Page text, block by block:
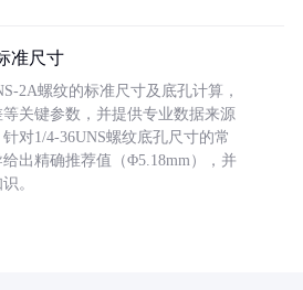
准尺寸
2A螺纹的标准尺寸及底孔计算，
关键参数，并提供专业数据来源
针对1/4-36UNS螺纹底孔尺寸的常
出精确推荐值（Φ5.18mm），并
。